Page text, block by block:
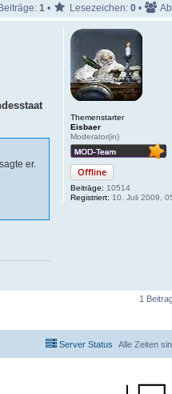
Beiträge: 1 • Lesezeichen: 0 •
Themenstarter
Eisbaer
Moderator(in)
Offline
Beiträge: 10514
Registriert: 10. Juli 2009,
er.
1
Alle Zeiten
Server Status